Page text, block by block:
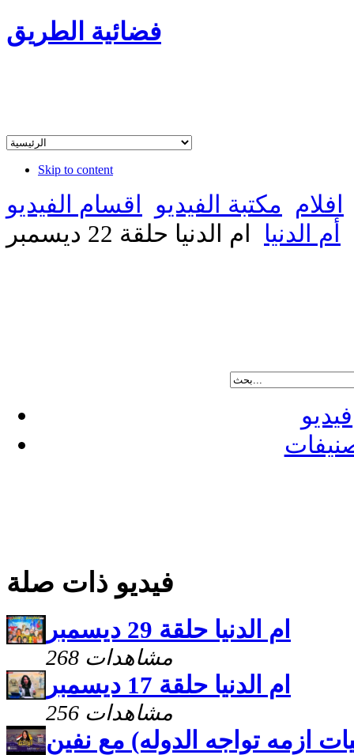
فضائية الطريق
Skip to content
افلام مكتبة الفيديو
اقسام الفيديو
أم الدنيا
ام الدنيا حلقة 22 ديسمبر
فيديو
فيديو ذات صلة
ام الدنيا حلقة 29 ديسمبر
268 مشاهدات
ام الدنيا حلقة 17 ديسمبر
256 مشاهدات
ازمه تواجه الدوله) مع نفين